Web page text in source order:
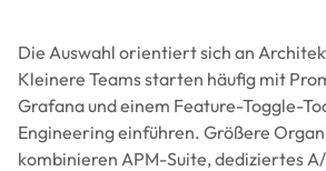
Die Auswahl orientiert sich an
Kleinere Teams starten häufig mit
Grafana und einem Feature-Toggle-
Engineering einführen. Größere
kombinieren APM-Suite, dediziertes